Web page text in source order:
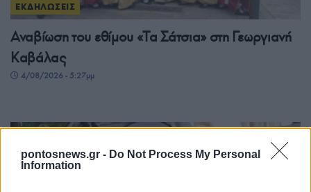
pontosnews.gr - Do Not Process My Personal
Information
ΕΚΔΗΛΩΣΕΙΣ
Αναβίωση του εθίμου «Τα Σάτσια» στη Γεωργιανή
Καβάλας
4/08/2026 - 5:27μμ